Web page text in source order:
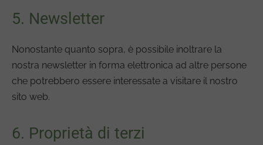
5. Newsletter
Nonostante quanto sopra, è possibile inoltrare la
nostra newsletter in forma elettronica ad altre persone
che potrebbero essere interessate a visitare il nostro
sito web.
6. Proprietà di terzi